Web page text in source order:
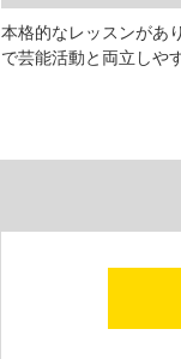
本格的なレッスンがあ
で芸能活動と両立しや